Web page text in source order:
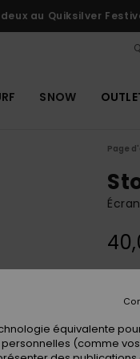
au Quiksilver
SNOW
Page
équivalente
(comme